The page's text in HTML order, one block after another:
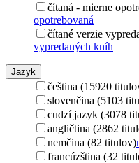
čítaná - mierne
opotrebovaná
čítané verzie
vypredaných kníh
Jazyk
čeština (15920
slovenčina (5103
cudzí jazyk (3078
angličtina (2862
nemčina (82 titulov)
francúzština (32